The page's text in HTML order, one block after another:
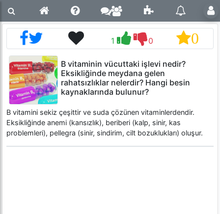
1 0 0
B vitaminin vücuttaki işlevi nedir?
Eksikliğinde meydana gelen
rahatsızlıklar nelerdir? Hangi besin
kaynaklarında bulunur?
B vitamini sekiz çeşittir ve suda çözünen vitaminlerdendir.
Eksikliğinde anemi (kansızlık), beriberi (kalp, sinir, kas
problemleri), pellegra (sinir, sindirim, cilt bozuklukları) oluşur.